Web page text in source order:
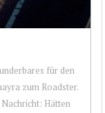
für den
zum Roadster.
Hätten